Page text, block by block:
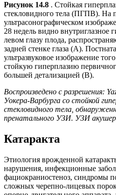
Рисунок 14.8 . Стойкая
стекловидного тела (ПГПВ). На
ультрасонографическом
28 недель видно внутриглазное
левом глазу плода,
задней стенке глаза (А).
ультразвуковое изображение
стойкую гиперплазию
большей детализацией (B).
Воспроизведено с разрешения:
Уокера-Варбурга со стойкой
стекловидного тела,
пренатального УЗИ. УЗИ
Катаракта
Этиология врожденной
нарушения, инфекционные
фациокраниостеноз, синдромы
сложных черепно-лицевых